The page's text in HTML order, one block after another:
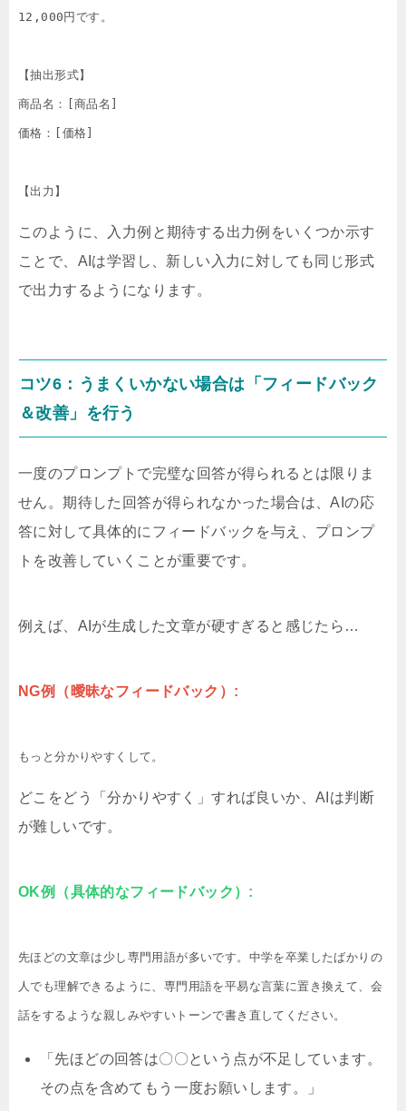
12,000円です。
【抽出形式】
商品名：[商品名]
価格：[価格]
このように、入力例と期待する出力例をいくつか示す
ことで、AIは学習し、新しい入力に対しても同じ形式
で出力するようになります。
コツ6：うまくいかない場合は「フィードバック
＆改善」を行う
一度のプロンプトで完璧な回答が得られるとは限りま
せん。期待した回答が得られなかった場合は、AIの応
答に対して具体的にフィードバックを与え、プロンプ
トを改善していくことが重要です。
例えば、AIが生成した文章が硬すぎると感じたら…
NG例（曖昧なフィードバック）:
もっと分かりやすくして。
どこをどう「分かりやすく」すれば良いか、AIは判断
が難しいです。
OK例（具体的なフィードバック）:
先ほどの文章は少し専門用語が多いです。中学を卒業したばかりの
人でも理解できるように、専門用語を平易な言葉に置き換えて、会
話をするような親しみやすいトーンで書き直してください。
「先ほどの回答は〇〇という点が不足しています。
その点を含めてもう一度お願いします。」